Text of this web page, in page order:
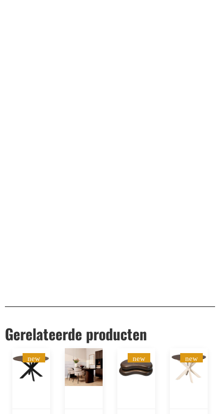
Gerelateerde producten
new new new